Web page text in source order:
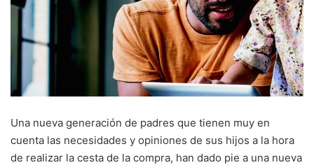
Una nueva generación de padres que tienen muy en
cuenta las necesidades y opiniones de sus hijos a la hora
de realizar la cesta de la compra, han dado pie a una nueva